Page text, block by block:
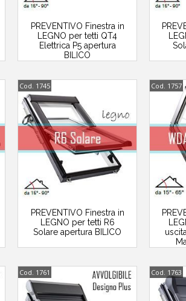
PREVENTIVO Finestra in
LEGNO per tetti QT4
Elettrica P5 apertura
BILICO
Cod. 1745
PREVENTIVO Finestra in
LEGNO per tetti R6
Solare apertura BILICO
Cod. 1757
Cod. 1761 Cod. 1763